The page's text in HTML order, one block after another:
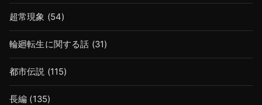
超常現象 (54)
輪廻転生に関する話 (31)
都市伝説 (115)
長編 (135)